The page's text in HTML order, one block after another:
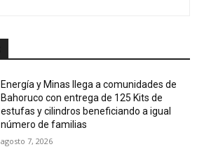
Energía y Minas llega a comunidades de
Bahoruco con entrega de 125 Kits de
estufas y cilindros beneficiando a igual
número de familias
agosto 7, 2026